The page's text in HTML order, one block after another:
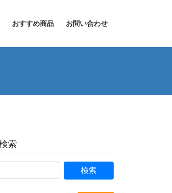
おすすめ商品 お問い合わせ
索